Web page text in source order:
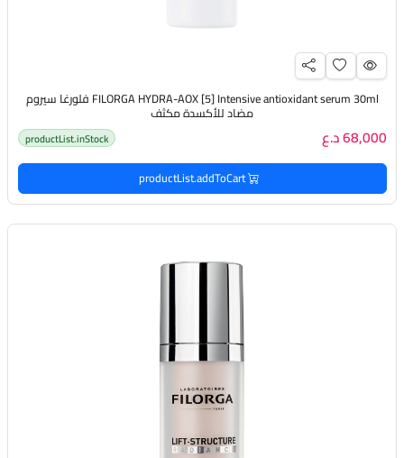
FILORGA HYDRA-AOX [5] Intensive antioxidant serum 30ml فلورغا سيروم
مضاد للأكسدة مكثف
68,000 د.ع productList.inStock
productList.addToCart